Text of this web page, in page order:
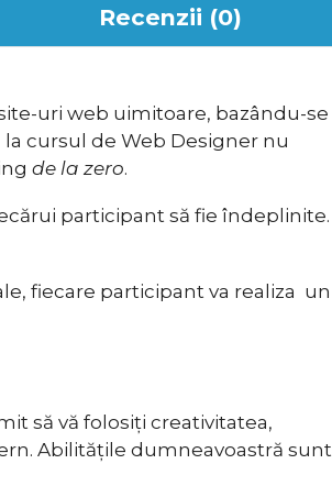
Recenzii (0)
uri web uimitoare, bazându-se
cursul de Web Designer nu
de la zero.
participant să fie îndeplinite.
fiecare participant va realiza un
să vă folosiți creativitatea,
Abilitățile dumneavoastră sunt